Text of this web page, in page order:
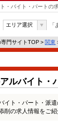
・バイト・パートの
エリア選択
専門サイトTOP > 関東
ルバイト・
ト・パート・派
の求人情報をご紹